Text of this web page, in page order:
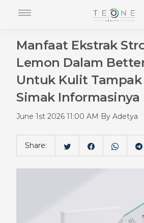
Manfaat Ekstrak
Lemon Dalam
Untuk Kulit Tampak
Simak Informasinya
June 1st 2026 11:00 AM By Adetya
Share: